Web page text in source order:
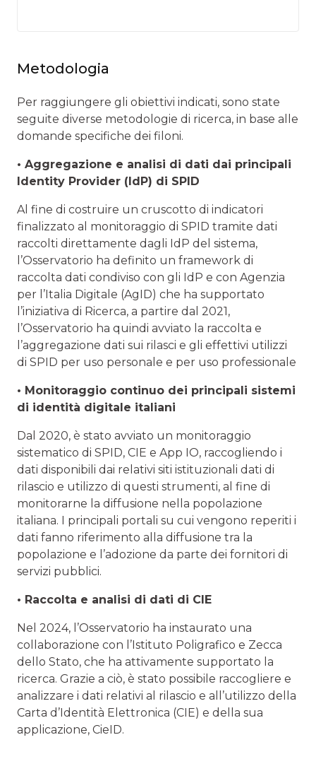
Metodologia
Per raggiungere gli obiettivi indicati, sono state
seguite diverse metodologie di ricerca, in base alle
domande specifiche dei filoni.
• Aggregazione e analisi di dati dai principali
Identity Provider (IdP) di SPID
Al fine di costruire un cruscotto di indicatori
finalizzato al monitoraggio di SPID tramite dati
raccolti direttamente dagli IdP del sistema,
l’Osservatorio ha definito un framework di
raccolta dati condiviso con gli IdP e con Agenzia
per l’Italia Digitale (AgID) che ha supportato
l’iniziativa di Ricerca, a partire dal 2021,
l’Osservatorio ha quindi avviato la raccolta e
l’aggregazione dati sui rilasci e gli effettivi utilizzi
di SPID per uso personale e per uso professionale
• Monitoraggio continuo dei principali sistemi
di identità digitale italiani
Dal 2020, è stato avviato un monitoraggio
sistematico di SPID, CIE e App IO, raccogliendo i
dati disponibili dai relativi siti istituzionali dati di
rilascio e utilizzo di questi strumenti, al fine di
monitorarne la diffusione nella popolazione
italiana. I principali portali su cui vengono reperiti i
dati fanno riferimento alla diffusione tra la
popolazione e l’adozione da parte dei fornitori di
servizi pubblici.
• Raccolta e analisi di dati di CIE
Nel 2024, l’Osservatorio ha instaurato una
collaborazione con l’Istituto Poligrafico e Zecca
dello Stato, che ha attivamente supportato la
ricerca. Grazie a ciò, è stato possibile raccogliere e
analizzare i dati relativi al rilascio e all’utilizzo della
Carta d’Identità Elettronica (CIE) e della sua
applicazione, CieID.